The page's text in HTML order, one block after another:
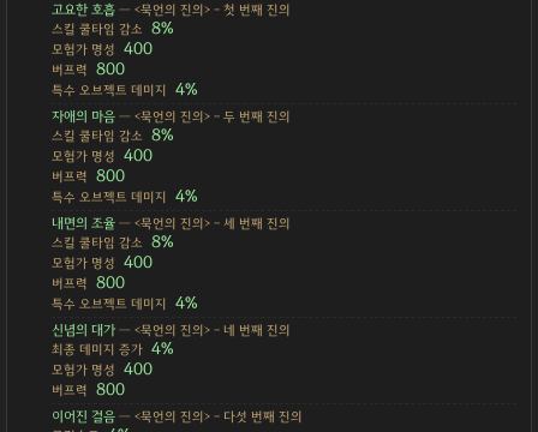
고요한 호흡— <묵언의 진의> - 첫 번째 진의
스킬 쿨타임 감소
8%
모험가 명성 400
버프력 800
특수 오브젝트 데미지 4%
자애의 마음— <묵언의 진의> - 두 번째 진의
스킬 쿨타임 감소
8%
모험가 명성 400
버프력 800
특수 오브젝트 데미지 4%
내면의 조율— <묵언의 진의> - 세 번째 진의
스킬 쿨타임 감소
8%
모험가 명성 400
버프력 800
특수 오브젝트 데미지 4%
신념의 대가— <묵언의 진의> - 네 번째 진의
최종 데미지 증가 4%
모험가 명성 400
버프력 800
이어진 걸음— <묵언의 진의> - 다섯 번째 진의